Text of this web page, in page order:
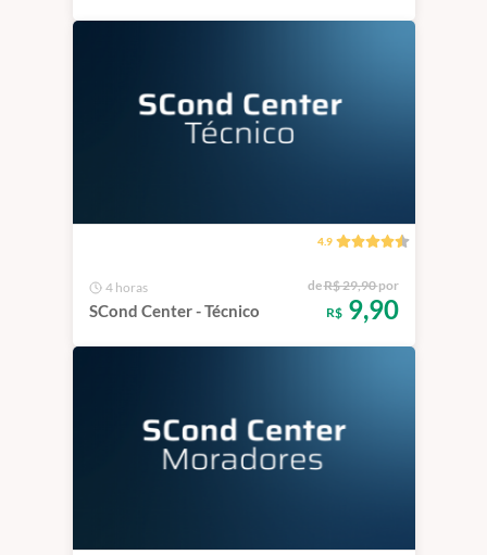
4.9
4 horas
SCond Center - Técnico
deR$ 29,90por
R$9,90